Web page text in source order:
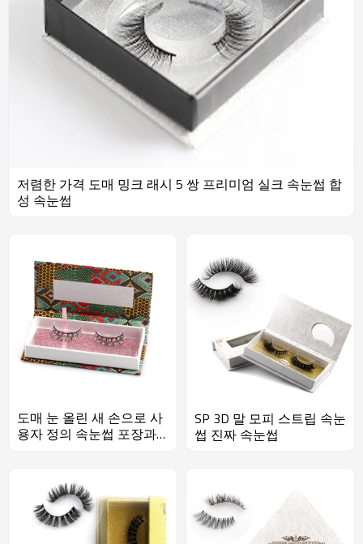
저렴한 가격 도매 밍크 래시 5 쌍 프리미엄 실크 속눈썹 합
성 속눈썹
도매 눈 올린 새 손으로 사
용자 정의 속눈썹 포장과
SP 3D 말 모피 스트립 속눈
썹 진짜 속눈썹